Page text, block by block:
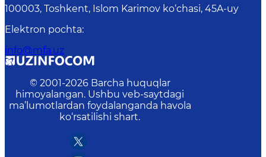
100003, Toshkent, Islom Karimov ko‘chasi, 45A-uy
Elektron pochta:
info@mfa.uz
© 2001-2026 Barcha huquqlar
himoyalangan. Ushbu veb-saytdagi
ma’lumotlardan foydalanganda havola
ko‘rsatilishi shart.